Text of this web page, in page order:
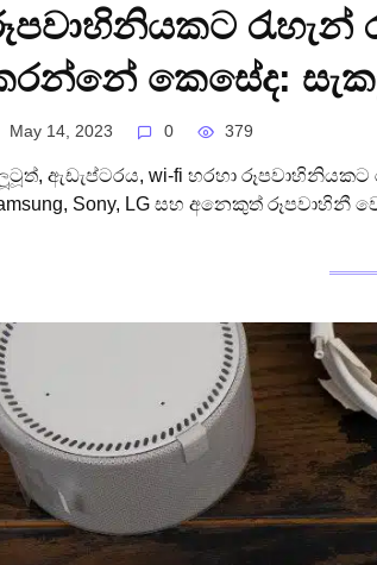
කෙසේද:
May 14, 2023 0 379
ඇඩැප්ටරය, wi-fi හරහා
Sony, LG සහ අනෙකුත් රූපවාහිනී